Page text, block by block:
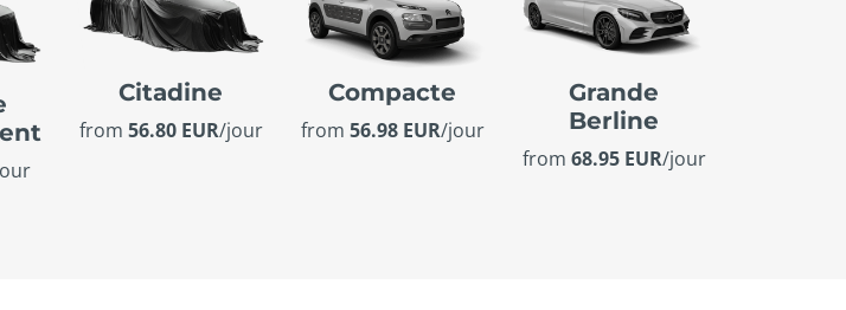
Citadine
from 56.80 EUR/jour
Compacte
from 56.98 EUR/jour
Grande
Berline
from 68.95 EUR/jour